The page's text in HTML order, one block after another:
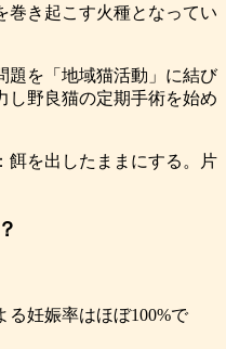
巻き起こす火種となってい
題を「地域猫活動」に結び
し野良猫の定期手術を始め
を出したままにする。片
る妊娠率はほぼ100%で